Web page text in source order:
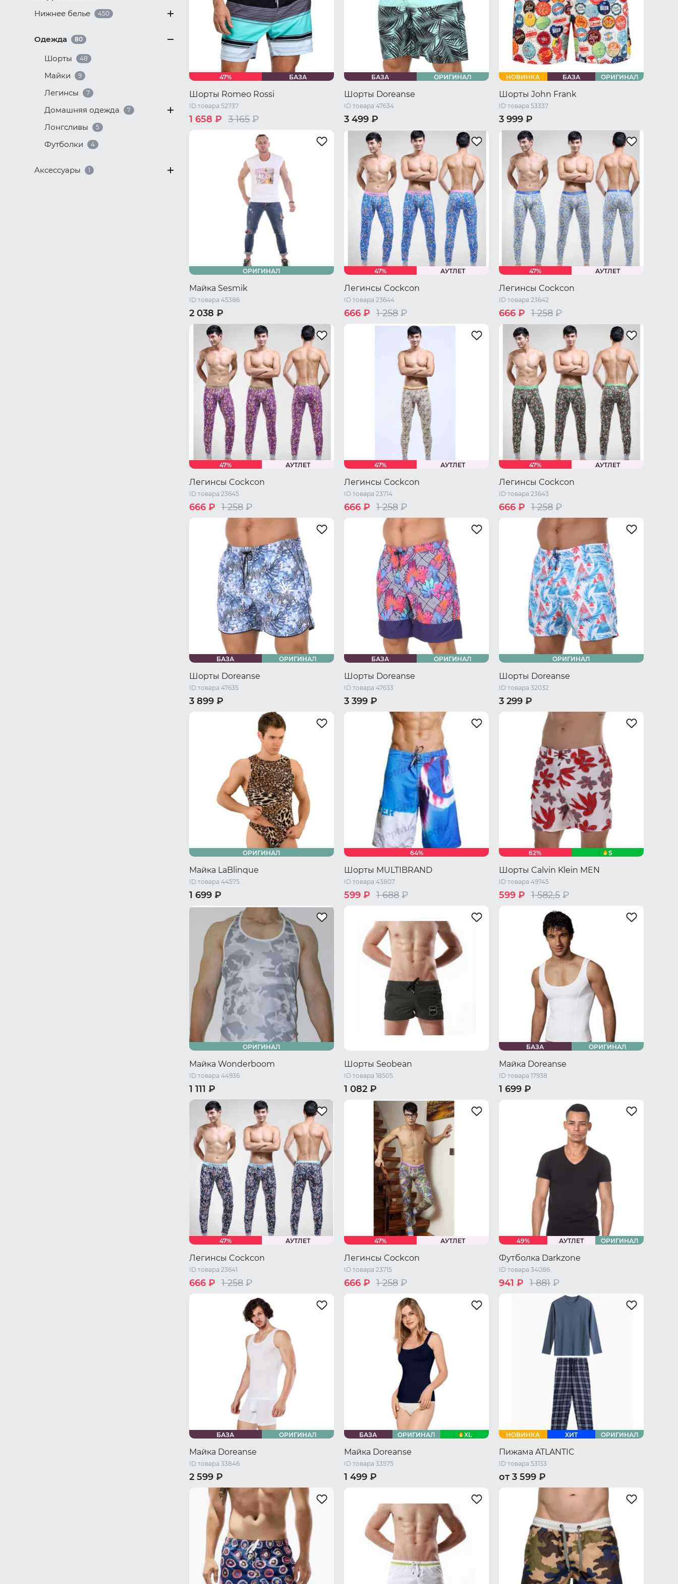
Нижнее белье
450
Одежда 80
Шорты 48
Майки 9
Легинсы 7
Домашняя одежда 7
Лонгсливы 5
Футболки 4
Аксессуары 1
47% БАЗА
Шорты Romeo Rossi
ID товара 52737
1 658 ₽ 3 165 ₽
48 RU / L
54 RU / XXXL
БАЗА ОРИГИНАЛ
Шорты Doreanse
ID товара 47634
3 499 ₽
44 RU / S 46 RU / M
48 RU / L
50 RU / XL
52 RU / XXL
НОВИНКА БАЗА ОРИГИНАЛ
Шорты John Frank
ID товара 53337
3 999 ₽
46 RU / S 48 RU / M
50 RU / L
52 RU / XL
54 RU / XXL
ОРИГИНАЛ
Майка Sesmik
ID товара 45386
2 038 ₽
46 RU / S 48 RU / M
50 RU / L
52 RU / XL
47% АУТЛЕТ
Легинсы Cockcon
ID товара 23644
666 ₽ 1 258 ₽
XXL
47% АУТЛЕТ
Легинсы Cockcon
ID товара 23642
666 ₽ 1 258 ₽
M L XXL
47% АУТЛЕТ
Легинсы Cockcon
ID товара 23645
666 ₽ 1 258 ₽
XXL
47% АУТЛЕТ
Легинсы Cockcon
ID товара 23714
666 ₽ 1 258 ₽
XL XXL
47% АУТЛЕТ
Легинсы Cockcon
ID товара 23643
666 ₽ 1 258 ₽
XL
БАЗА ОРИГИНАЛ
Шорты Doreanse
ID товара 47635
3 899 ₽
46 RU / M
48 RU / L
52 RU / XXL
БАЗА ОРИГИНАЛ
Шорты Doreanse
ID товара 47633
3 399 ₽
46 RU / M
48 RU / L
52 RU / XXL
ОРИГИНАЛ
Шорты Doreanse
ID товара 32032
3 299 ₽
46 RU / M
48 RU / L
52 RU / XXL
ОРИГИНАЛ
Майка LaBlinque
ID товара 44575
1 699 ₽
44-46 RU / S/M 50-52 RU / L/XL
64%
Шорты MULTIBRAND
ID товара 43807
599 ₽ 1 688 ₽
62% S
Шорты Calvin Klein MEN
ID товара 49745
599 ₽ 1 582,5 ₽
46 RU / M
ОРИГИНАЛ
Майка Wonderboom
ID товара 44936
1 111 ₽
S M
Шорты Seobean
ID товара 18505
1 082 ₽
L XXL
БАЗА ОРИГИНАЛ
Майка Doreanse
ID товара 17938
1 699 ₽
46 RU / M
48 RU / L
52 RU / XXL
47% АУТЛЕТ
Легинсы Cockcon
ID товара 23641
666 ₽ 1 258 ₽
XXL
47% АУТЛЕТ
Легинсы Cockcon
ID товара 23715
666 ₽ 1 258 ₽
XXL
49% АУТЛЕТ ОРИГИНАЛ
Футболка Darkzone
ID товара 34086
941 ₽ 1 881 ₽
44 RU / M
46 RU / L
БАЗА ОРИГИНАЛ
Майка Doreanse
ID товара 33846
2 599 ₽
54 RU / XXXL
56 RU / XXXXL
58 RU / 5XL
БАЗА ОРИГИНАЛ XL
Майка Doreanse
ID товара 33575
1 499 ₽
50 RU / XL
52 RU / XXL
НОВИНКА ХИТ ОРИГИНАЛ
Пижама ATLANTIC
ID товара 53133
от 3 599 ₽
48 RU / L
50 RU / XL
52 RU / XXL